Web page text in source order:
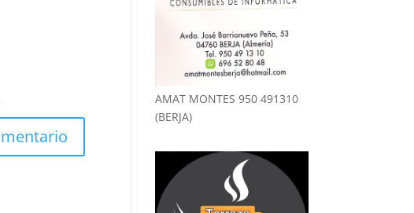
AMAT MONTES 950 491310
(BERJA)